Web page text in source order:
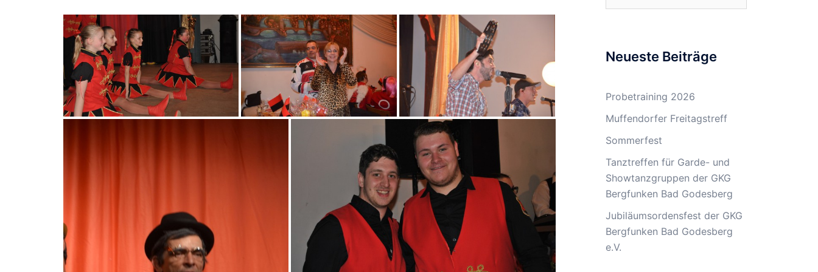
Neueste Beiträge
Probetraining 2026
Muffendorfer Freitagstreff
Sommerfest
Tanztreffen für Garde- und
Showtanzgruppen der GKG
Bergfunken Bad Godesberg
Jubiläumsordensfest der GKG
Bergfunken Bad Godesberg
e.V.